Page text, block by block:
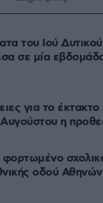
του Ιού
για το
έως 10 Αυγούστου
φορτωμένο
οδού